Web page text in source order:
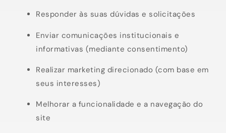
Responder às suas dúvidas e solicitações
Enviar comunicações institucionais e
informativas (mediante consentimento)
Realizar marketing direcionado (com base em
seus interesses)
Melhorar a funcionalidade e a navegação do
site